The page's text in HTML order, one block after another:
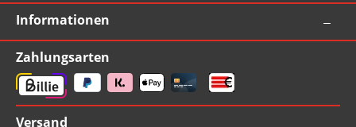
Informationen
Zahlungsarten
Versand